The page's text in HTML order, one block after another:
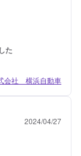
た
会社 横浜自動車
2024/04/27